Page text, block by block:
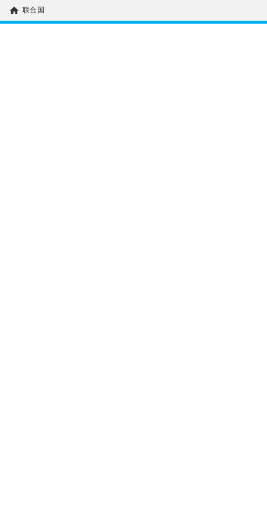
home 联合国